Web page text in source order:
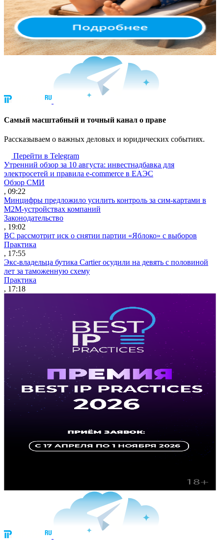
Cамый масштабный и точный канал о праве
Рассказываем о важных деловых и юридических событиях.
Перейти в Telegram
Утренний обзор за 10 августа: инвестнадбавка для
электросетей и правила e-commerce в ЕАЭС
Обзор СМИ
, 09:22
Минцифры предложило усилить контроль за сим-картами в
M2M-устройствах компаний
Законодательство
, 19:02
ВС рассмотрит иск о снятии партии «Яблоко» с выборов
Практика
, 17:55
Экс-владельца бутика Cartier осудили на девять с половиной
лет за таможенную схему
Практика
, 17:18